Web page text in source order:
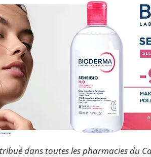
dans toutes les pharmacies du